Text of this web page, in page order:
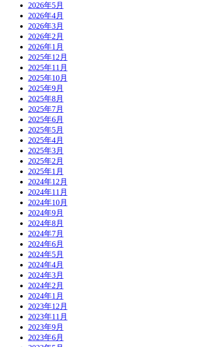
2026年5月
2026年4月
2026年3月
2026年2月
2026年1月
2025年12月
2025年11月
2025年10月
2025年9月
2025年8月
2025年7月
2025年6月
2025年5月
2025年4月
2025年3月
2025年2月
2025年1月
2024年12月
2024年11月
2024年10月
2024年9月
2024年8月
2024年7月
2024年6月
2024年5月
2024年4月
2024年3月
2024年2月
2024年1月
2023年12月
2023年11月
2023年9月
2023年6月